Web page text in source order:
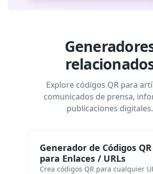
Explore códigos QR para
comunicados de prensa,
publicaciones digitales.
Generador de Códigos QR
para Enlaces / URLs
Crea códigos QR para cualquier